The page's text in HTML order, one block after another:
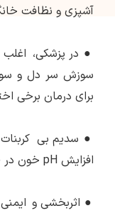
آشپزی و نظافت
● در پزشکی،
سوزش سر دل و
برای درمان برخی
● سدیم بی
افزایش pH خون در صورت تزریق داخل وریدی عمل می کند.
● اثربخشی و